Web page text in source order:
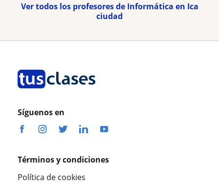
Ver todos los profesores de Informática en Ica
ciudad
Síguenos en
Términos y condiciones
Política de cookies